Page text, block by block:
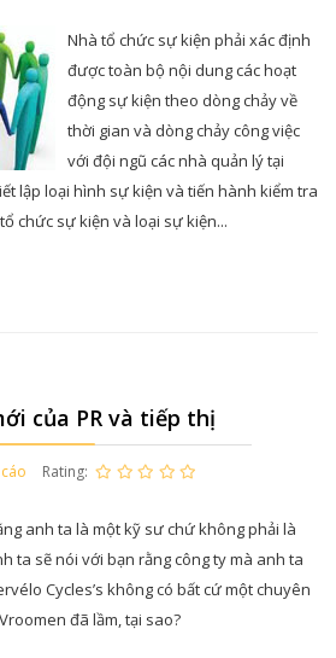
Nhà tổ chức sự kiện phải xác định
được toàn bộ nội dung các hoạt
động sự kiện theo dòng chảy về
thời gian và dòng chảy công việc
với đội ngũ các nhà quản lý tại
lập loại hình sự kiện và tiến hành kiểm tra
chức sự kiện và loại sự kiện...
của PR và tiếp thị
Rating:
anh ta là một kỹ sư chứ không phải là
ta sẽ nói với bạn rằng công ty mà anh ta
Cycles’s không có bất cứ một chuyên
đã lầm, tại sao?